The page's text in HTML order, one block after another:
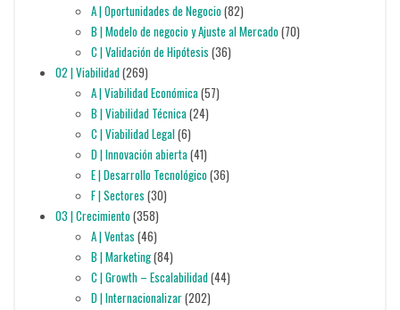
A | Oportunidades de Negocio(82)
B | Modelo de negocio y Ajuste al Mercado(70)
C | Validación de Hipótesis (36)
02 | Viabilidad(269)
A | Viabilidad Económica(57)
B | Viabilidad Técnica(24)
C | Viabilidad Legal(6)
D | Innovación abierta(41)
E | Desarrollo Tecnológico(36)
F | Sectores (30)
03 | Crecimiento(358)
A | Ventas (46)
B | Marketing(84)
C | Growth – Escalabilidad(44)
D | Internacionalizar(202)